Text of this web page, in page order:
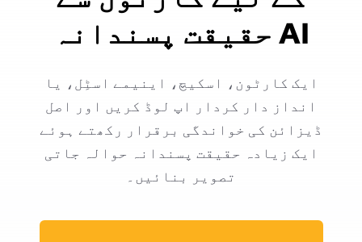
حقیقت پسندانہ AI
ایک کارٹون، اسکیچ، اینیمے اسٹِل، یا
انداز دار کردار اپ لوڈ کریں اور اصل
ڈیزائن کی خواندگی برقرار رکھتے ہوئے
ایک زیادہ حقیقت پسندانہ حوالہ جاتی
تصویر بنائیں۔